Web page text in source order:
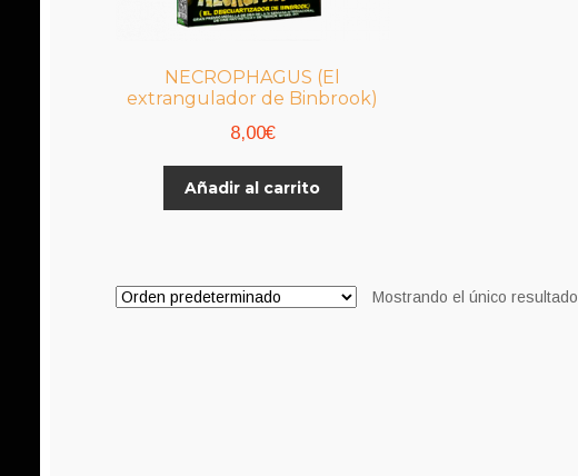
NECROPHAGUS (El
extrangulador de Binbrook)
8,00€
Añadir al carrito
Mostrando el único resultado